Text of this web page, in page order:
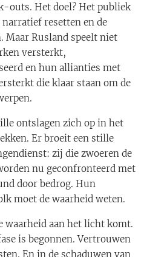
outs. Het doel? Het publiek
resetten en de
Maar Rusland speelt niet
versterkt,
en hun allianties met
die klaar staan ​​om de
ontslagen zich op in het
Er broeit een stille
zij die zwoeren de
nu geconfronteerd met
door bedrog. Hun
moet de waarheid weten.
waarheid aan het licht komt.
is begonnen. Vertrouwen
En in de schaduwen van